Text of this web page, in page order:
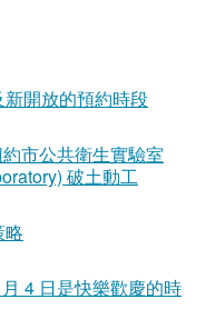
開放的預約時段
市公共衛生實驗室
破土動工
略
4 日是快樂歡慶的時